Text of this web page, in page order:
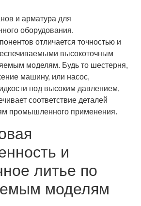
и арматура для
оборудования.
отличается точностью и
высокоточным
моделям. Будь то шестерня,
машину, или насос,
под высоким давлением,
соответствие деталей
промышленного применения.
и
литье по
моделям